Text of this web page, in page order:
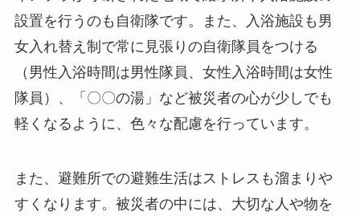
設置を行うのも自衛隊です。また、入浴施設も男
女入れ替え制で常に見張りの自衛隊員をつける
（男性入浴時間は男性隊員、女性入浴時間は女性
隊員）、「〇〇の湯」など被災者の心が少しでも
軽くなるように、色々な配慮を行っています。
また、避難所での避難生活はストレスも溜まりや
すくなります。被災者の中には、大切な人や物を